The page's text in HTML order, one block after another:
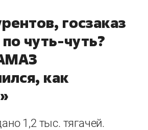
госзаказ
чуть-чуть?
как
1,2 тыс. тягачей.